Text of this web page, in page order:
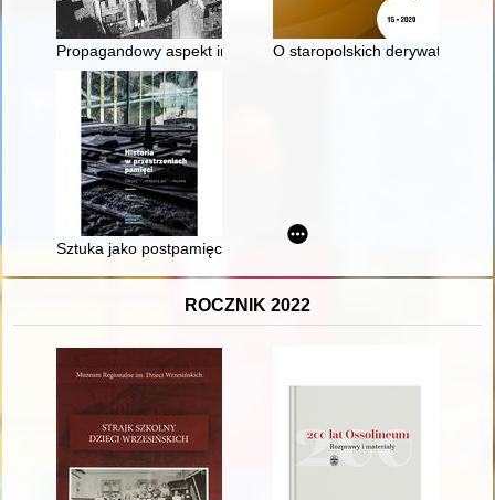
Propagandowy aspekt informacji o zdobywaniu miast :
O staropolskich derywatach z
Sztuka jako postpamięciowa proteza pamiętania
ROCZNIK 2022